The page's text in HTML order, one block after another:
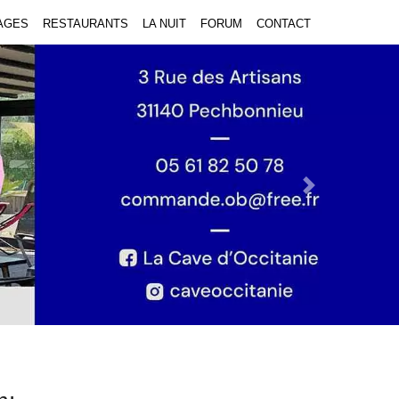
RESTAURANTS LA NUIT FORUM CONTACT
Next Slide